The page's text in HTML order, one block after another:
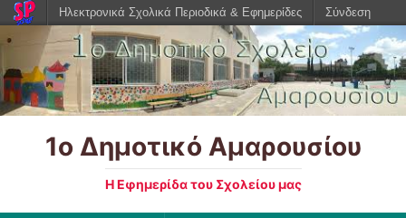
1ο Δημοτικό Αμαρουσίου
Η Εφημερίδα του Σχολείου μας
Ηλεκτρονικά Σχολικά Περιοδικά & Εφημερίδες Σύνδεση